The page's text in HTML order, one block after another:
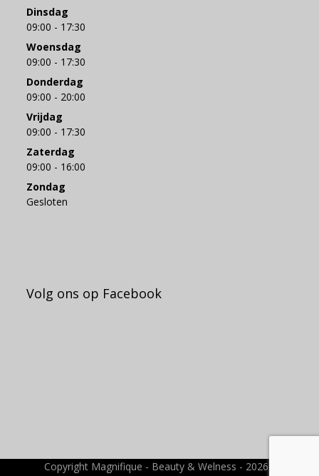
Dinsdag
09:00 - 17:30
Woensdag
09:00 - 17:30
Donderdag
09:00 - 20:00
Vrijdag
09:00 - 17:30
Zaterdag
09:00 - 16:00
Zondag
Gesloten
Volg ons op Facebook
Copyright Magnifique - Beauty & Welness - 2026 -